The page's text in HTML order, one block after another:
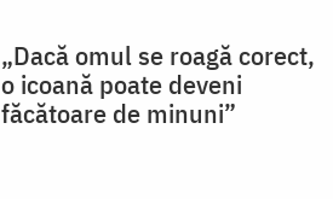
„Dacă omul se roagă corect,
o icoană poate deveni
făcătoare de minuni”